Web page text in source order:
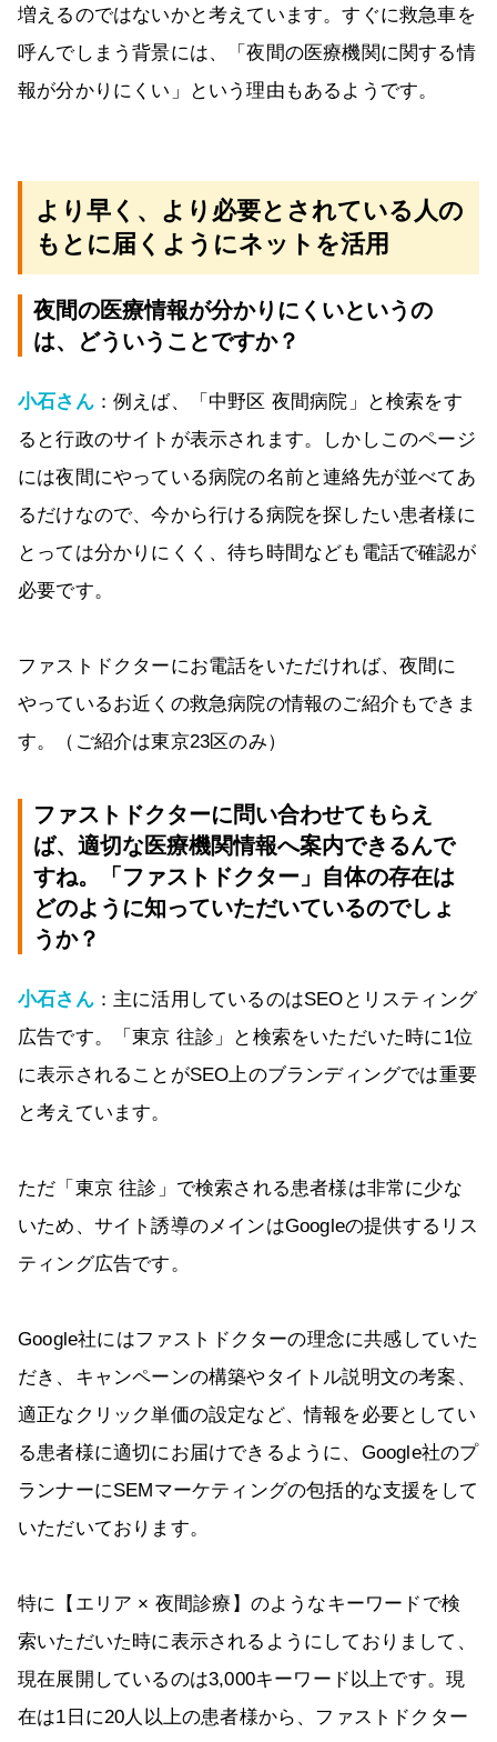
増えるのではないかと考えています。すぐに救急車を
呼んでしまう背景には、「夜間の医療機関に関する情
報が分かりにくい」という理由もあるようです。
より早く、より必要とされている人の
もとに届くようにネットを活用
夜間の医療情報が分かりにくいというの
は、どういうことですか？
小石さん：例えば、「中野区 夜間病院」と検索をす
ると行政のサイトが表示されます。しかしこのページ
には夜間にやっている病院の名前と連絡先が並べてあ
るだけなので、今から行ける病院を探したい患者様に
とっては分かりにくく、待ち時間なども電話で確認が
必要です。
ファストドクターにお電話をいただければ、夜間に
やっているお近くの救急病院の情報のご紹介もできま
す。（ご紹介は東京23区のみ）
ファストドクターに問い合わせてもらえ
ば、適切な医療機関情報へ案内できるんで
すね。「ファストドクター」自体の存在は
どのように知っていただいているのでしょ
うか？
小石さん：主に活用しているのはSEOとリスティング
広告です。「東京 往診」と検索をいただいた時に1位
に表示されることがSEO上のブランディングでは重要
と考えています。
ただ「東京 往診」で検索される患者様は非常に少な
いため、サイト誘導のメインはGoogleの提供するリス
ティング広告です。
Google社にはファストドクターの理念に共感していた
だき、キャンペーンの構築やタイトル説明文の考案、
適正なクリック単価の設定など、情報を必要としてい
る患者様に適切にお届けできるように、Google社のプ
ランナーにSEMマーケティングの包括的な支援をして
いただいております。
特に【エリア × 夜間診療】のようなキーワードで検
索いただいた時に表示されるようにしておりまして、
現在展開しているのは3,000キーワード以上です。現
在は1日に20人以上の患者様から、ファストドクター